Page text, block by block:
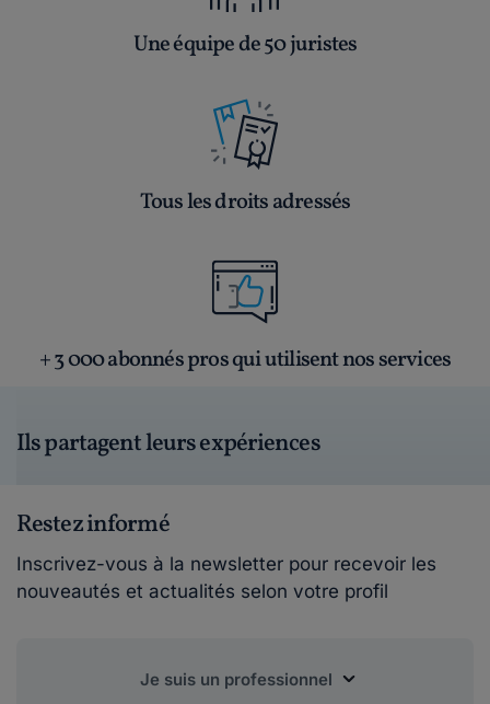
Une équipe de 50 juristes
Tous les droits adressés
+ 3 000 abonnés pros qui utilisent nos services
Ils partagent leurs expériences
Restez informé
Inscrivez-vous à la newsletter pour recevoir les
nouveautés et actualités selon votre profil